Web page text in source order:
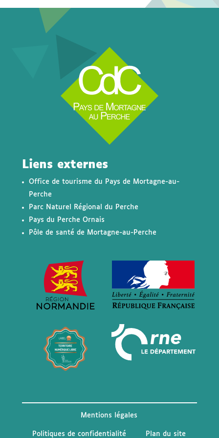
Liens externes
Office de tourisme du Pays de Mortagne-au-
Perche
Parc Naturel Régional du Perche
Pays du Perche Ornais
Pôle de santé de Mortagne-au-Perche
Mentions légales
Politiques de confidentialité Plan du site